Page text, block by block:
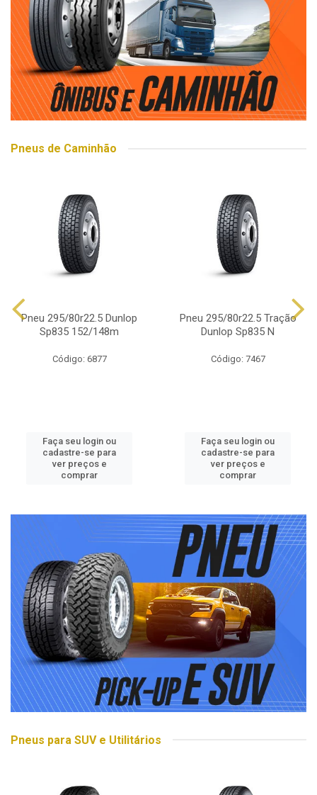
Pneus de Caminhão
Pneu 295/80r22.5 Dunlop
Sp835 152/148m
Código: 6877
Faça seu login ou
cadastre-se para
ver preços e
comprar
Pneu 295/80r22.5 Tração
Dunlop Sp835 N
Código: 7467
Faça seu login ou
cadastre-se para
ver preços e
comprar
Pneus para SUV e Utilitários